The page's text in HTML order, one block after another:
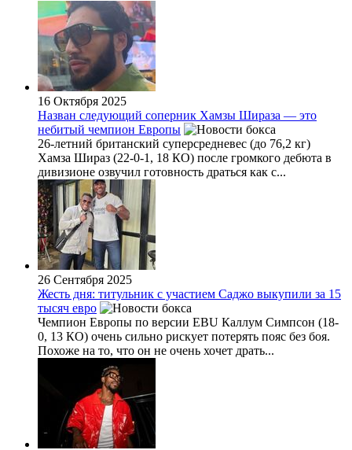
16 Октября 2025
Назван следующий соперник Хамзы Шираза — это
небитый чемпион Европы
26-летний британский суперсредневес (до 76,2 кг)
Хамза Шираз (22-0-1, 18 КО) после громкого дебюта в
дивизионе озвучил готовность драться как с...
26 Сентября 2025
Жесть дня: титульник с участием Саджо выкупили за 15
тысяч евро
Чемпион Европы по версии EBU Каллум Симпсон (18-
0, 13 КО) очень сильно рискует потерять пояс без боя.
Похоже на то, что он не очень хочет драть...